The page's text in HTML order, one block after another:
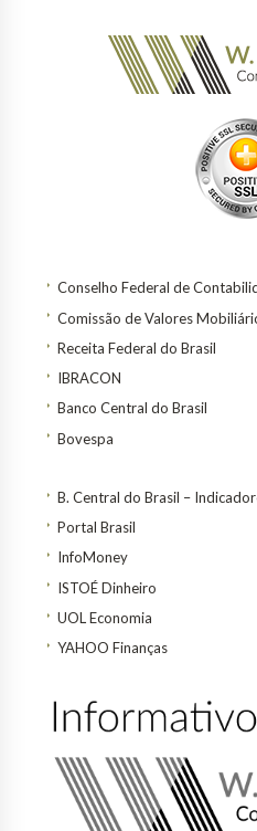
Conselho Federal de
Comissão de Valores
Receita Federal do Brasil
IBRACON
Banco Central do Brasil
Bovespa
B. Central do Brasil –
Portal Brasil
InfoMoney
ISTOÉ Dinheiro
UOL Economia
YAHOO Finanças